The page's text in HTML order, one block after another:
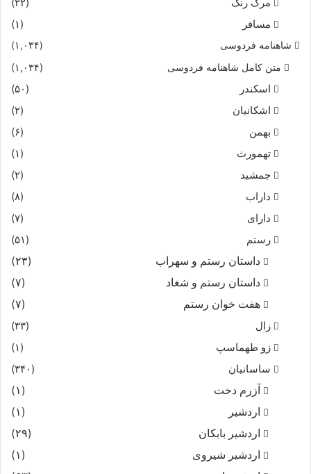
مسافر
(۱)
شاهنامه فردوسی (۱,۰۳۴)
متن کامل شاهنامه فردوسی (۱,۰۳۴)
اسکندر
(۵۰)
اشکانیان
(۲)
بهمن
(۶)
تهمورث
(۱)
جمشید
(۲)
داراب
(۸)
دارای
(۷)
رستم
(۵۱)
داستان رستم و سهراب
(۲۳)
داستان رستم و شغاد
(۷)
هفت خوان رستم‏
(۷)
زال
(۳۳)
زو طهماسپ‏
(۱)
ساسانیان
(۳۴۰)
آزرم دخت
(۱)
اردشیر
(۱)
اردشیر بابکان
(۲۹)
اردشیر شیروی
(۱)